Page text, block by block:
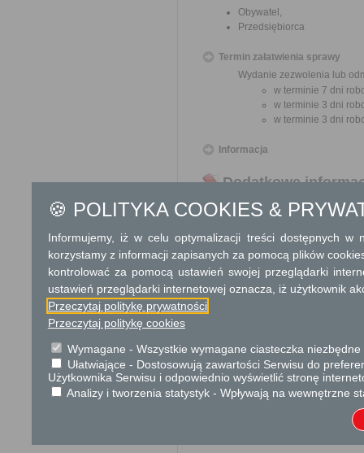
Obywatel,
Przedsiębiorca
Termin załatwienia sprawy
Wydanie zezwolenia lub
w terminie 7 dni
w terminie 3 dni
w terminie 3 dni
Informacja
Dodatkowe
Opłata
dla kat. I:
100 zł
200 zł
dla kat. III:
200 zł
400 zł
1200 zł
2000 zł
Opłata skarbowa w
🍪 POLITYKA COOKIES &
Informujemy, iż w celu optymalizacji treści dostępnych w
korzystamy z informacji zapisanych za pomocą plików
kontrolować za pomocą ustawień swojej przeglądarki
ustawień przeglądarki internetowej oznacza, iż użytkownik
Przeczytaj politykę prywatności
Przeczytaj politykę cookies
Wymagane - Wszystkie wymagane ciasteczka
Ułatwiające - Dostosowują zawartości Serwisu do
Użytkownika Serwisu i odpowiednio wyświetlić stronę
Analizy i tworzenia statystyk - Wpływają na wewnętrzne